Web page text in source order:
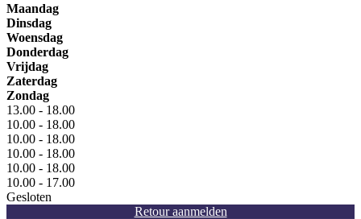
Maandag
Dinsdag
Woensdag
Donderdag
Vrijdag
Zaterdag
Zondag
13.00 - 18.00
10.00 - 18.00
10.00 - 18.00
10.00 - 18.00
10.00 - 18.00
10.00 - 17.00
Gesloten
Retour aanmelden